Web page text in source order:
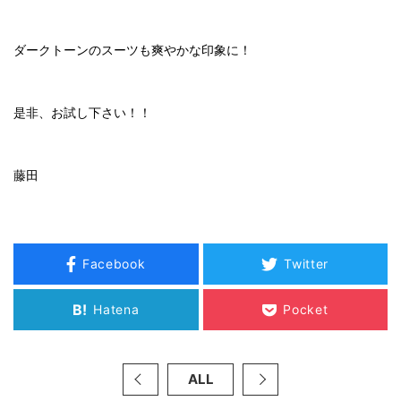
ダークトーンのスーツも爽やかな印象に！
是非、お試し下さい！！
藤田
Facebook Twitter
B! Hatena Pocket
ALL